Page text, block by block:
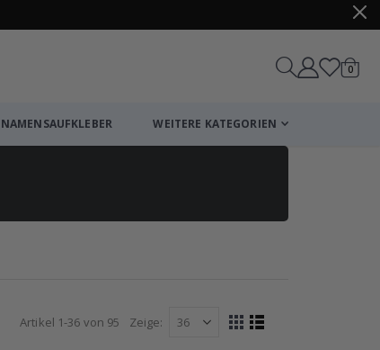
Wagen
0
NAMENSAUFKLEBER WEITERE KATEGORIEN
Artikel 1-36 von 95 Zeige
Anzeigen
ListeListe